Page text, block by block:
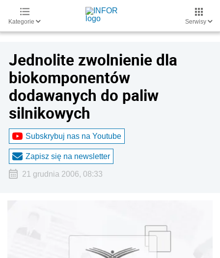
Kategorie Serwisy
Jednolite zwolnienie dla
biokomponentów
dodawanych do paliw
silnikowych
Subskrybuj nas na Youtube
Zapisz się na newsletter
21 grudnia 2006, 08:33